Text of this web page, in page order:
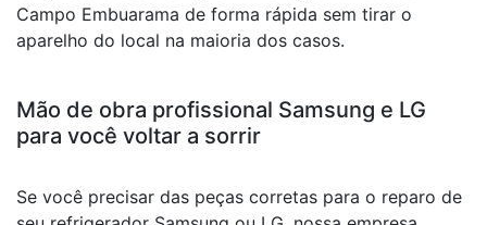
Campo Embuarama de forma rápida sem tirar o
aparelho do local na maioria dos casos.
Mão de obra profissional Samsung e LG
para você voltar a sorrir
Se você precisar das peças corretas para o reparo de